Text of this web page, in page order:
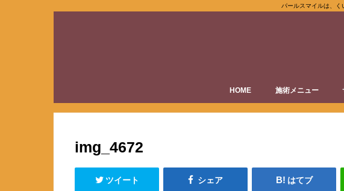
パールスマイルは、く
HOME 施術メニュー
img_4672
ツイート シェア はてブ